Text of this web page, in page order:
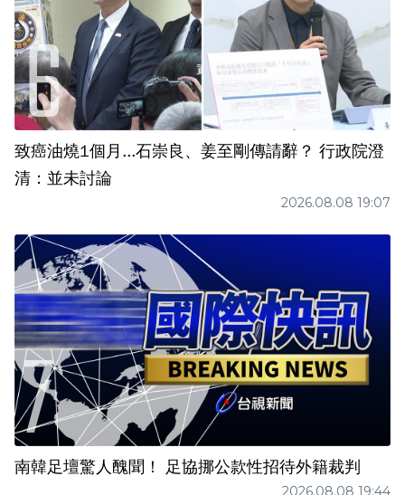
致癌油燒1個月...石崇良、姜至剛傳請辭？ 行政院澄
清：並未討論
2026.08.08 19:07
南韓足壇驚人醜聞！ 足協挪公款性招待外籍裁判
2026.08.08 19:44